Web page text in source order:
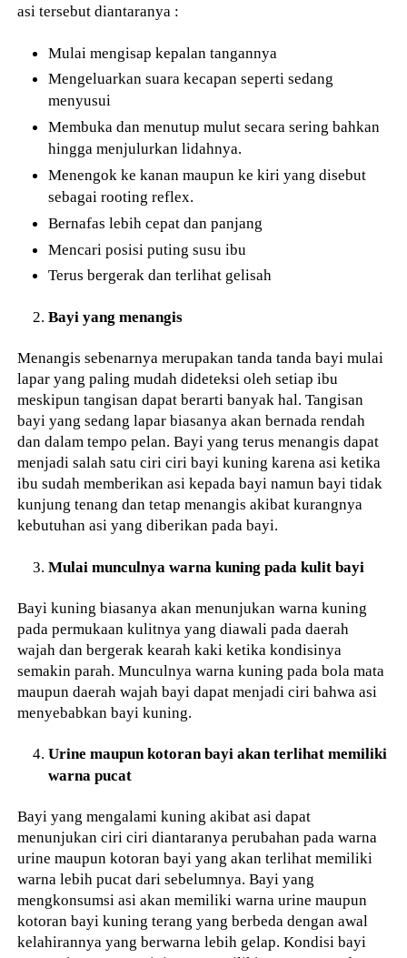
asi tersebut diantaranya :
Mulai mengisap kepalan tangannya
Mengeluarkan suara kecapan seperti sedang
menyusui
Membuka dan menutup mulut secara sering bahkan
hingga menjulurkan lidahnya.
Menengok ke kanan maupun ke kiri yang disebut
sebagai rooting reflex.
Bernafas lebih cepat dan panjang
Mencari posisi puting susu ibu
Terus bergerak dan terlihat gelisah
Bayi yang menangis
Menangis sebenarnya merupakan tanda tanda bayi mulai
lapar yang paling mudah dideteksi oleh setiap ibu
meskipun tangisan dapat berarti banyak hal. Tangisan
bayi yang sedang lapar biasanya akan bernada rendah
dan dalam tempo pelan. Bayi yang terus menangis dapat
menjadi salah satu ciri ciri bayi kuning karena asi ketika
ibu sudah memberikan asi kepada bayi namun bayi tidak
kunjung tenang dan tetap menangis akibat kurangnya
kebutuhan asi yang diberikan pada bayi.
Mulai munculnya warna kuning pada kulit bayi
Bayi kuning biasanya akan menunjukan warna kuning
pada permukaan kulitnya yang diawali pada daerah
wajah dan bergerak kearah kaki ketika kondisinya
semakin parah. Munculnya warna kuning pada bola mata
maupun daerah wajah bayi dapat menjadi ciri bahwa asi
menyebabkan bayi kuning.
Urine maupun kotoran bayi akan terlihat memiliki
warna pucat
Bayi yang mengalami kuning akibat asi dapat
menunjukan ciri ciri diantaranya perubahan pada warna
urine maupun kotoran bayi yang akan terlihat memiliki
warna lebih pucat dari sebelumnya. Bayi yang
mengkonsumsi asi akan memiliki warna urine maupun
kotoran bayi kuning terang yang berbeda dengan awal
kelahirannya yang berwarna lebih gelap. Kondisi bayi